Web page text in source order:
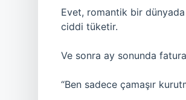
Evet, romantik bir
ciddi tüketir.
Ve sonra ay sonunda
“Ben sadece çamaşır